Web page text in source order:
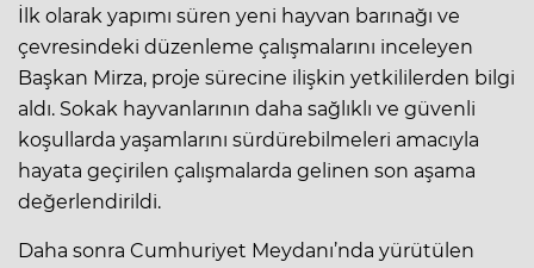
İlk olarak yapımı süren yeni hayvan barınağı ve
çevresindeki düzenleme çalışmalarını inceleyen
Başkan Mirza, proje sürecine ilişkin yetkililerden bilgi
aldı. Sokak hayvanlarının daha sağlıklı ve güvenli
koşullarda yaşamlarını sürdürebilmeleri amacıyla
hayata geçirilen çalışmalarda gelinen son aşama
değerlendirildi.
Daha sonra Cumhuriyet Meydanı’nda yürütülen